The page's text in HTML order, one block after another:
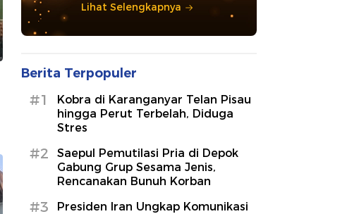
Lihat Selengkapnya
Berita Terpopuler
#1
Kobra di Karanganyar Telan Pisau
hingga Perut Terbelah, Diduga
Stres
#2
Saepul Pemutilasi Pria di Depok
Gabung Grup Sesama Jenis,
Rencanakan Bunuh Korban
#3
Presiden Iran Ungkap Komunikasi